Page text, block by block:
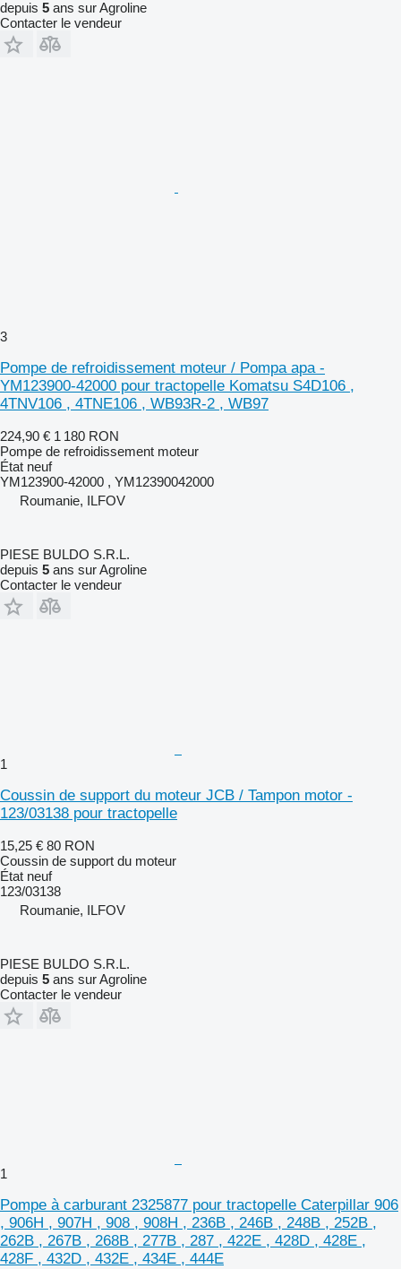
depuis 5 ans sur Agroline
Contacter le vendeur
3
Pompe de refroidissement moteur / Pompa apa -
YM123900-42000 pour tractopelle Komatsu S4D106 ,
4TNV106 , 4TNE106 , WB93R-2 , WB97
224,90 € 1 180 RON
Pompe de refroidissement moteur
État neuf
YM123900-42000 , YM12390042000
Roumanie, ILFOV
PIESE BULDO S.R.L.
depuis 5 ans sur Agroline
Contacter le vendeur
1
Coussin de support du moteur JCB / Tampon motor -
123/03138 pour tractopelle
15,25 € 80 RON
Coussin de support du moteur
État neuf
123/03138
Roumanie, ILFOV
PIESE BULDO S.R.L.
depuis 5 ans sur Agroline
Contacter le vendeur
1
Pompe à carburant 2325877 pour tractopelle Caterpillar 906
, 906H , 907H , 908 , 908H , 236B , 246B , 248B , 252B ,
262B , 267B , 268B , 277B , 287 , 422E , 428D , 428E ,
428F , 432D , 432E , 434E , 444E